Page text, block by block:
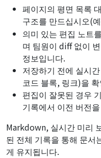
페이지의 평면 목록
구조를 만드십시오(
의미 있는 편집 노트
며 팀원이 diff 없이
정보입니다.
저장하기 전에 실시
코드 블록, 링크)을
편집이 잘못된 경우
기록에서 이전 버전
Markdown, 실시간 미리
된 전체 기록을 통해 문서
게 유지됩니다.